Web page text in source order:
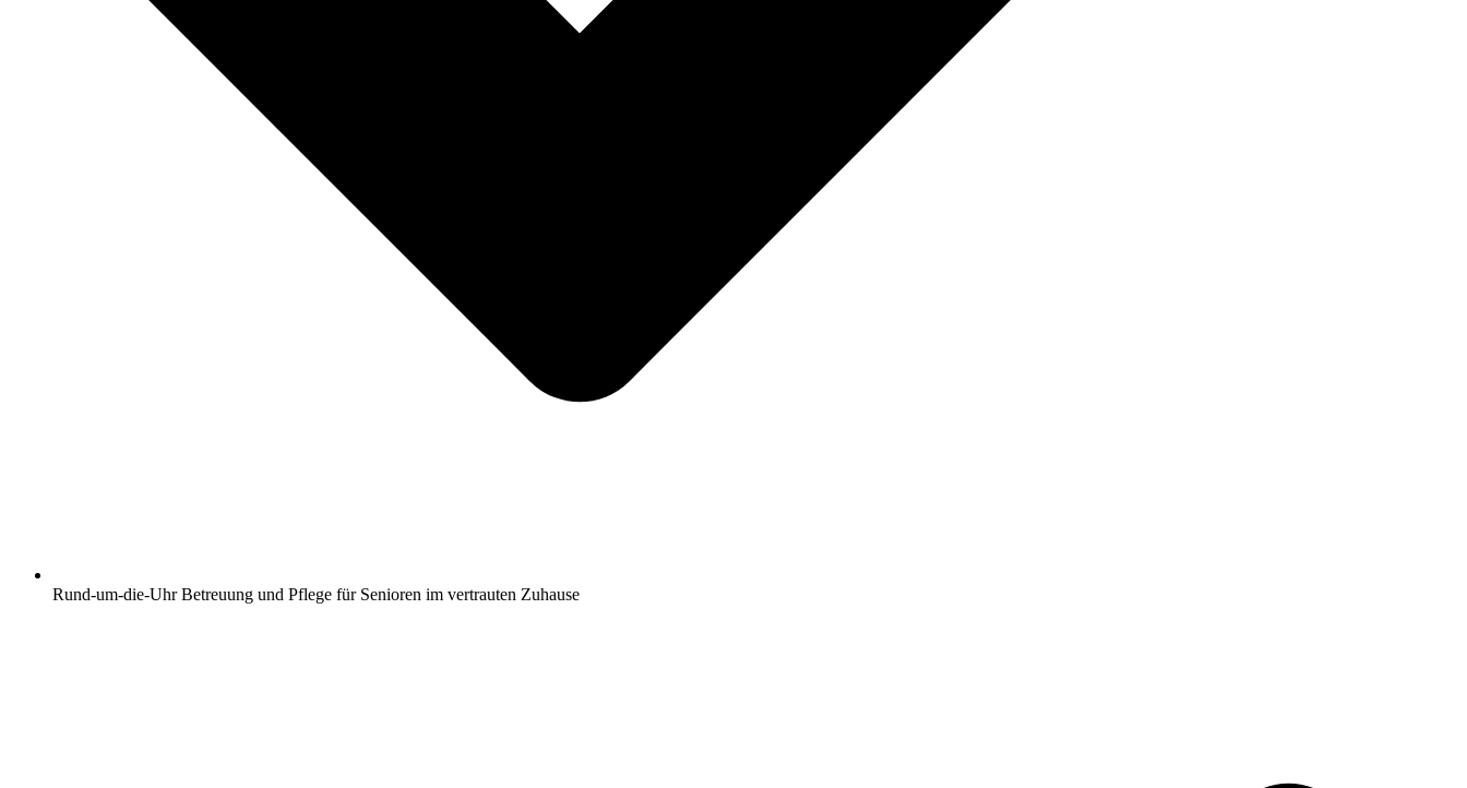
Rund-um-die-Uhr Betreuung und Pflege für Senioren im vertrauten Zuhause